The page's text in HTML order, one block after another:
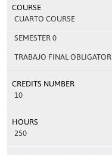
COURSE
CUARTO COURSE
SEMESTER 0
TRABAJO FINAL
CREDITS NUMBER
10
HOURS
250